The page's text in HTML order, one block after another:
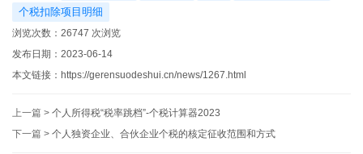
个税扣除项目明细
浏览次数： 26747 次浏览
发布日期：2023-06-14
本文链接： https://gerensuodeshui.cn/news/1267.html
上一篇 > 个人所得税“税率跳档”-个税计算器2023
下一篇 > 个人独资企业、合伙企业个税的核定征收范围和方式